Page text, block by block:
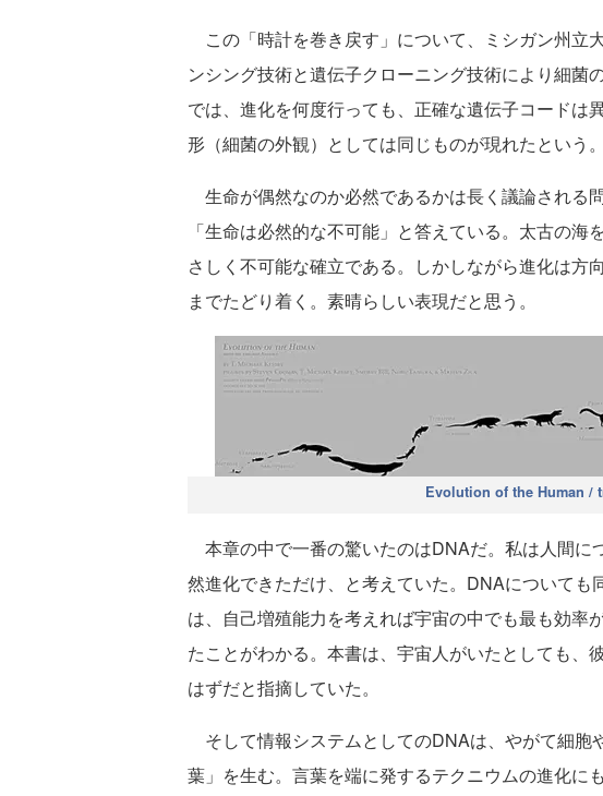
この「時計を巻き戻す」について、ミシガン州立
ンシング技術と遺伝子クローニング技術により細菌
では、進化を何度行っても、正確な遺伝子コードは
形（細菌の外観）としては同じものが現れたという。
生命が偶然なのか必然であるかは長く議論される
「生命は必然的な不可能」と答えている。太古の海
さしく不可能な確立である。しかしながら進化は方
までたどり着く。素晴らしい表現だと思う。
Evolution of the Human /
本章の中で一番の驚いたのはDNAだ。私は人間に
然進化できただけ、と考えていた。DNAについて
は、自己増殖能力を考えれば宇宙の中でも最も効率
たことがわかる。本書は、宇宙人がいたとしても、
はずだと指摘していた。
そして情報システムとしてのDNAは、やがて細胞
葉」を生む。言葉を端に発するテクニウムの進化に